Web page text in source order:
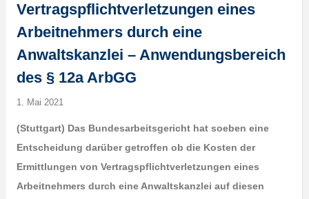
Vertragspflichtverletzungen eines
Arbeitnehmers durch eine
Anwaltskanzlei – Anwendungsbereich
des § 12a ArbGG
1. Mai 2021
(Stuttgart) Das Bundesarbeitsgericht hat soeben eine
Entscheidung darüber getroffen ob die Kosten der
Ermittlungen von Vertragspflichtverletzungen eines
Arbeitnehmers durch eine Anwaltskanzlei auf diesen